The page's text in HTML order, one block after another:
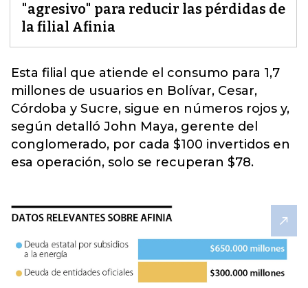
"agresivo" para reducir las pérdidas de
la filial Afinia
Esta filial que atiende el consumo para 1,7
millones de usuarios en Bolívar, Cesar,
Córdoba y Sucre, sigue en números rojos y,
según detalló John Maya, gerente del
conglomerado, por cada $100 invertidos en
esa operación, solo se recuperan $78.